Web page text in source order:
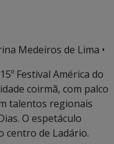
Medeiros de Lima •
Festival América do
coirmã, com palco
talentos regionais
O espetáculo
centro de Ladário.